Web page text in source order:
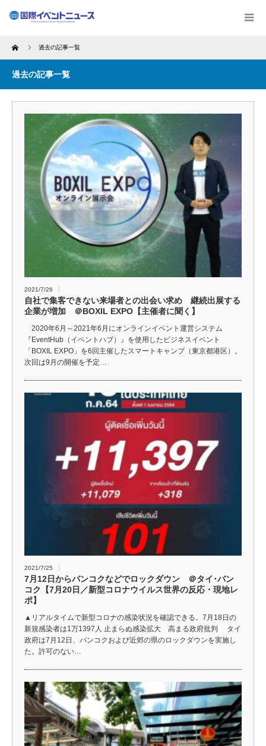
Home 過去の記事一覧
過去の記事一覧
2021/7/26
自社で集客できない来場者との出会い求め 継続出展する
企業が増加 ＠BOXIL EXPO【主催者に聞く】
2020年6月～2021年6月にオンラインイベント運営システム
『EventHub（イベントハブ）』を使用したビジネスイベント
「BOXIL EXPO」を6回主催したスマートキャンプ（東京都港区）。
次回は9月の開催を予定…
2021/7/25
7月12日からバンコクなどでロックダウン ＠タイ･バン
コク【7月20日／新型コロナウイルス世界の反応・現地レ
ポ】
▲リアルタイムで新型コロナの感染状況を確認できる。7月18日の
新規感染者は1万1397人 止まらぬ感染拡大 高まる政府批判 タイ
政府は7月12日、バンコクおよび近郊の県のロックダウンを実施し
た。許可のない…